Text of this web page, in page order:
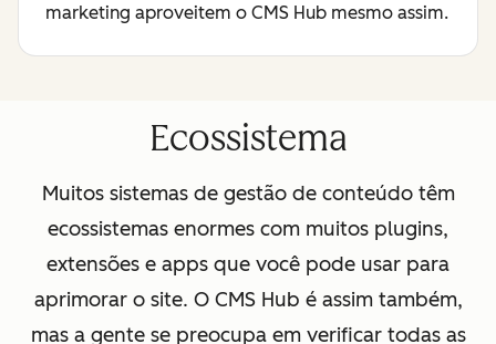
marketing aproveitem o CMS Hub mesmo assim.
Ecossistema
Muitos sistemas de gestão de conteúdo têm
ecossistemas enormes com muitos plugins,
extensões e apps que você pode usar para
aprimorar o site. O CMS Hub é assim também,
mas a gente se preocupa em verificar todas as